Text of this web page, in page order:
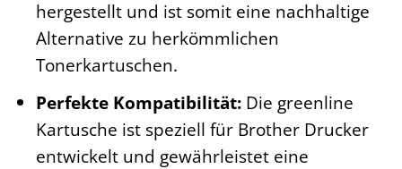
hergestellt und ist somit eine nachhaltige
Alternative zu herkömmlichen
Tonerkartuschen.
Perfekte Kompatibilität:Die greenline
Kartusche ist speziell für Brother Drucker
entwickelt und gewährleistet eine